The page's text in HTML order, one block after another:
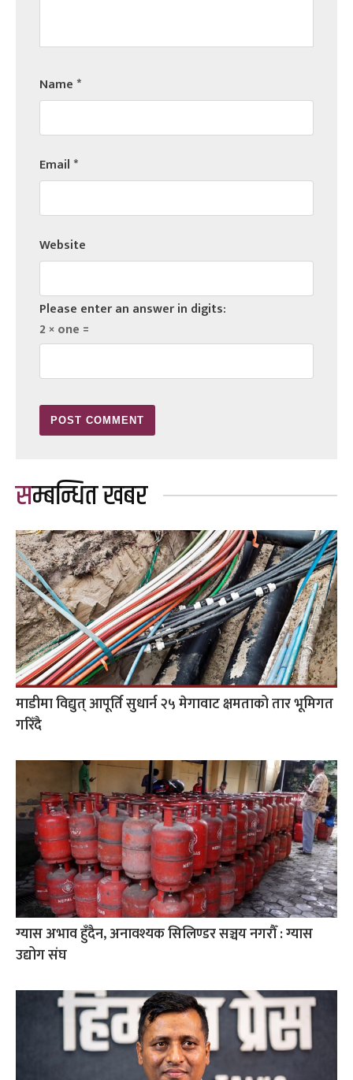
Name*
Email*
Website
Please enter an answer in digits:
2 × one =
सम्बन्धित खबर
माडीमा विद्युत् आपूर्ति सुधार्न २५ मेगावाट क्षमताको तार भूमिगत
गरिँदै
ग्यास अभाव हुँदैन, अनावश्यक सिलिण्डर सञ्चय नगरौँ : ग्यास
उद्योग संघ